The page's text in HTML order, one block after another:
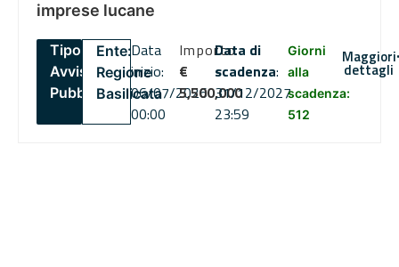
imprese lucane
Tipo:
Avviso
Pubblico
Ente:
Regione
Basilicata
Data
inizio:
06/07/2026
00:00
Importo
€
5,500,000
Data di
scadenza:
31/12/2027
23:59
Giorni
alla
scadenza:
512
Maggiori
dettagli